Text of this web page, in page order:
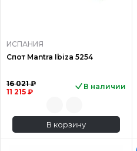
ИСПАНИЯ
Спот Mantra Ibiza 5254
16 021 ₽
11 215 ₽
В наличии
В корзину